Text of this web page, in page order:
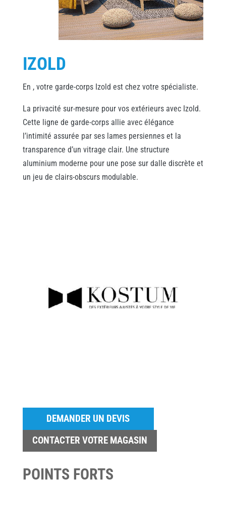
IZOLD
En , votre garde-corps Izold est chez votre spécialiste.
La privacité sur-mesure pour vos extérieurs avec Izold.
Cette ligne de garde-corps allie avec élégance
l’intimité assurée par ses lames persiennes et la
transparence d’un vitrage clair. Une structure
aluminium moderne pour une pose sur dalle discrète et
un jeu de clairs-obscurs modulable.
DEMANDER UN DEVIS
CONTACTER VOTRE MAGASIN
POINTS FORTS